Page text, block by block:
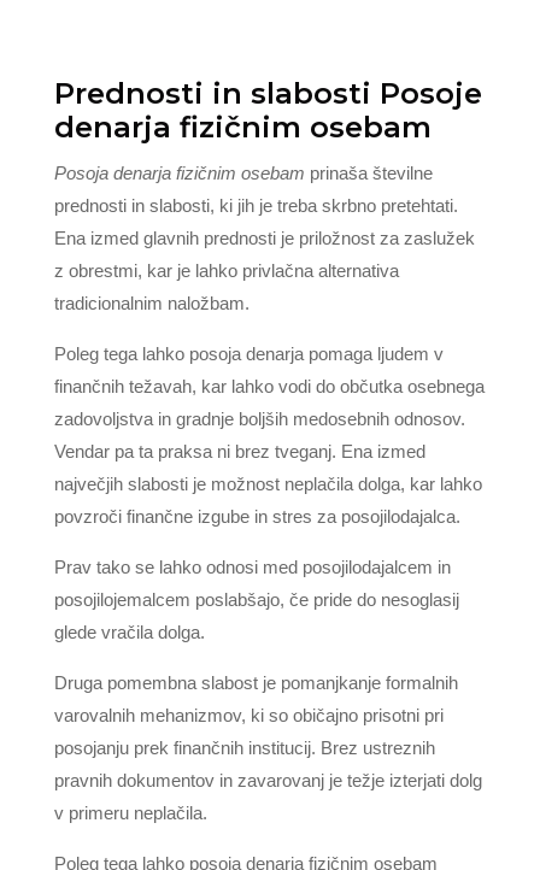
Prednosti in slabosti Posoje
denarja fizičnim osebam
Posoja denarja fizičnim osebam prinaša številne
prednosti in slabosti, ki jih je treba skrbno pretehtati.
Ena izmed glavnih prednosti je priložnost za zaslužek
z obrestmi, kar je lahko privlačna alternativa
tradicionalnim naložbam.
Poleg tega lahko posoja denarja pomaga ljudem v
finančnih težavah, kar lahko vodi do občutka osebnega
zadovoljstva in gradnje boljših medosebnih odnosov.
Vendar pa ta praksa ni brez tveganj. Ena izmed
največjih slabosti je možnost neplačila dolga, kar lahko
povzroči finančne izgube in stres za posojilodajalca.
Prav tako se lahko odnosi med posojilodajalcem in
posojilojemalcem poslabšajo, če pride do nesoglasij
glede vračila dolga.
Druga pomembna slabost je pomanjkanje formalnih
varovalnih mehanizmov, ki so običajno prisotni pri
posojanju prek finančnih institucij. Brez ustreznih
pravnih dokumentov in zavarovanj je težje izterjati dolg
v primeru neplačila.
Poleg tega lahko posoja denarja fizičnim osebam